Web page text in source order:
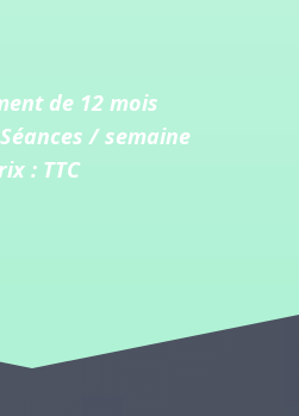
de 12 mois
/ semaine
: TTC